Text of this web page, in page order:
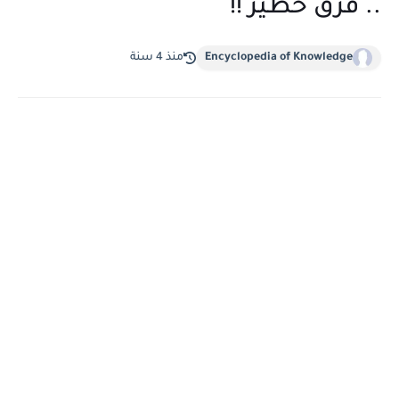
.. فرق خطير !!
Encyclopedia of Knowledge منذ 4 سنة